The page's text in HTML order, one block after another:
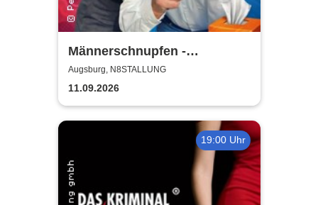
Männerschnupfen -
Buchenau Comedy Tour
Augsburg, N8STALLUNG
11.09.2026
19:00 Uhr